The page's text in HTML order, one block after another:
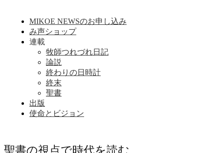
MIKOE NEWSのお申し込み
み声ショップ
連載
牧師つれづれ日記
論説
終わりの日時計
終末
聖書
出版
使命とビジョン
聖書の視点で時代を読む